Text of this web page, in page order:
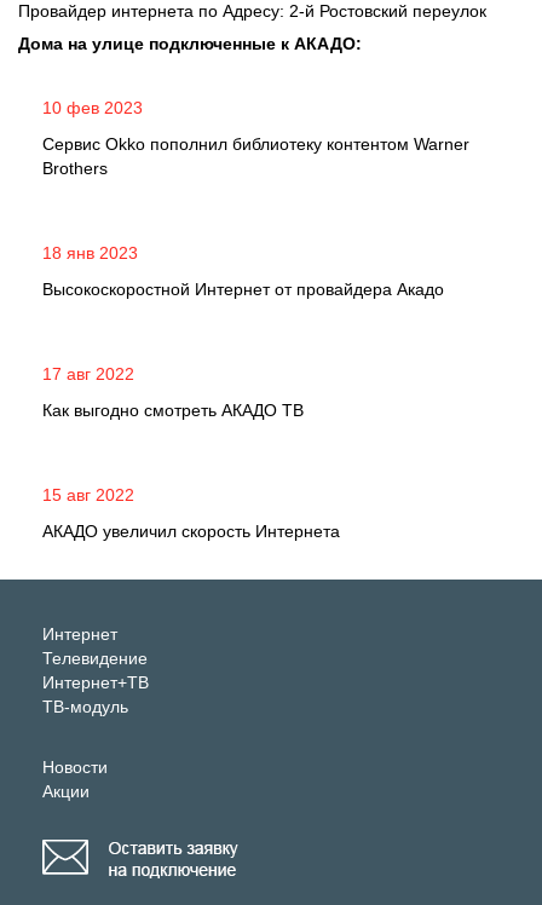
Провайдер интернета по Адресу: 2-й Ростовский переулок
Дома на улице подключенные к АКАДО:
10 фев 2023
Сервис Okko пополнил библиотеку контентом Warner
Brothers
18 янв 2023
Высокоскоростной Интернет от провайдера Акадо
17 авг 2022
Как выгодно смотреть АКАДО ТВ
15 авг 2022
АКАДО увеличил скорость Интернета
Интернет
Телевидение
Интернет+ТВ
ТВ-модуль
Новости
Акции